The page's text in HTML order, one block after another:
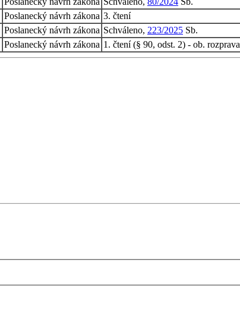
Poslanecký návrh zákona 3. čtení
Poslanecký návrh zákona Schváleno, 223/2025 Sb.
Poslanecký návrh zákona 1. čtení (§ 90, odst. 2) - ob. rozprava